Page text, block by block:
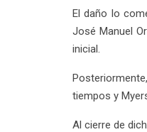
El daño lo
José Manuel
inicial.
tiempos y
Al cierre de